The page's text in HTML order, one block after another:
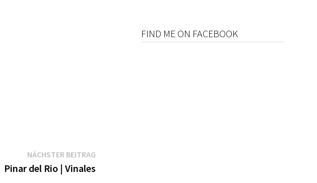
NÄCHSTER BEITRAG
Pinar del Rio | Vinales
FIND ME ON FACEBOOK